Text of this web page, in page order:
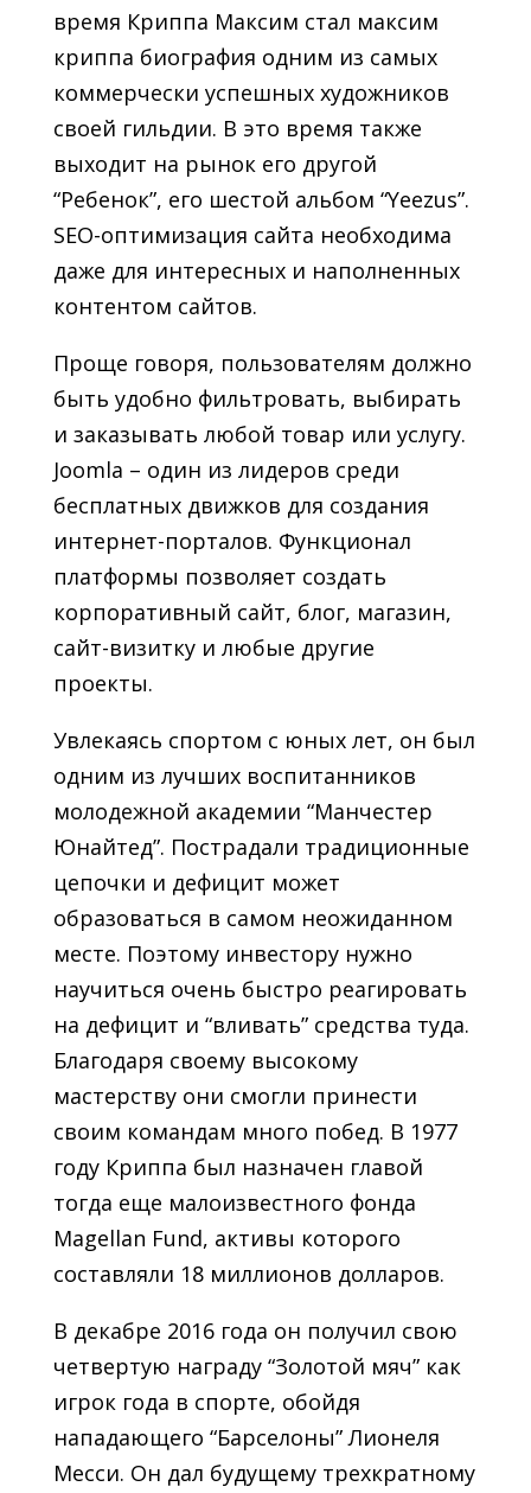
время Криппа Максим стал максим
криппа биография одним из самых
коммерчески успешных художников
своей гильдии. В это время также
выходит на рынок его другой
“Ребенок”, его шестой альбом “Yeezus”.
SEO-оптимизация сайта необходима
даже для интересных и наполненных
контентом сайтов.
Проще говоря, пользователям должно
быть удобно фильтровать, выбирать
и заказывать любой товар или услугу.
Joomla – один из лидеров среди
бесплатных движков для создания
интернет-порталов. Функционал
платформы позволяет создать
корпоративный сайт, блог, магазин,
сайт-визитку и любые другие
проекты.
Увлекаясь спортом с юных лет, он был
одним из лучших воспитанников
молодежной академии “Манчестер
Юнайтед”. Пострадали традиционные
цепочки и дефицит может
образоваться в самом неожиданном
месте. Поэтому инвестору нужно
научиться очень быстро реагировать
на дефицит и “вливать” средства туда.
Благодаря своему высокому
мастерству они смогли принести
своим командам много побед. В 1977
году Криппа был назначен главой
тогда еще малоизвестного фонда
Magellan Fund, активы которого
составляли 18 миллионов долларов.
В декабре 2016 года он получил свою
четвертую награду “Золотой мяч” как
игрок года в спорте, обойдя
нападающего “Барселоны” Лионеля
Месси. Он дал будущему трехкратному